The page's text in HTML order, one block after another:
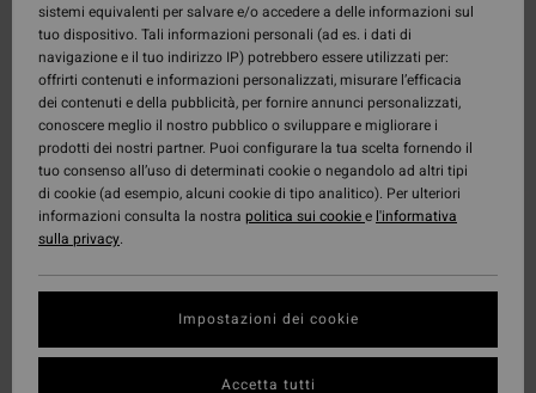
sistemi equivalenti per salvare e/o accedere a delle informazioni sul
tuo dispositivo. Tali informazioni personali (ad es. i dati di
navigazione e il tuo indirizzo IP) potrebbero essere utilizzati per:
offrirti contenuti e informazioni personalizzati, misurare l’efficacia
dei contenuti e della pubblicità, per fornire annunci personalizzati,
conoscere meglio il nostro pubblico o sviluppare e migliorare i
prodotti dei nostri partner. Puoi configurare la tua scelta fornendo il
tuo consenso all’uso di determinati cookie o negandolo ad altri tipi
di cookie (ad esempio, alcuni cookie di tipo analitico). Per ulteriori
informazioni consulta la nostra politica sui cookiee l'informativa
sulla privacy.
Impostazioni dei cookie
Accetta tutti